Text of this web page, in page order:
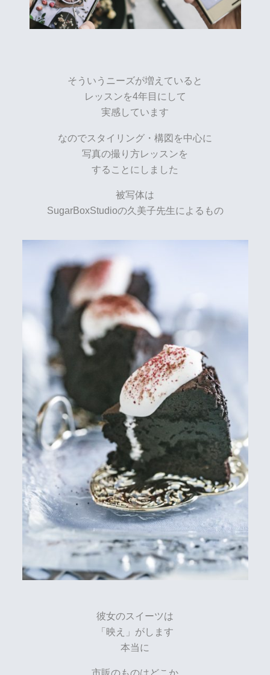
そういうニーズが増えていると
レッスンを4年目にして
実感しています
なのでスタイリング・構図を中心に
写真の撮り方レッスンを
することにしました
被写体は
SugarBoxStudioの久美子先生によるもの
彼女のスイーツは
「映え」がします
本当に
市販のものはどこか